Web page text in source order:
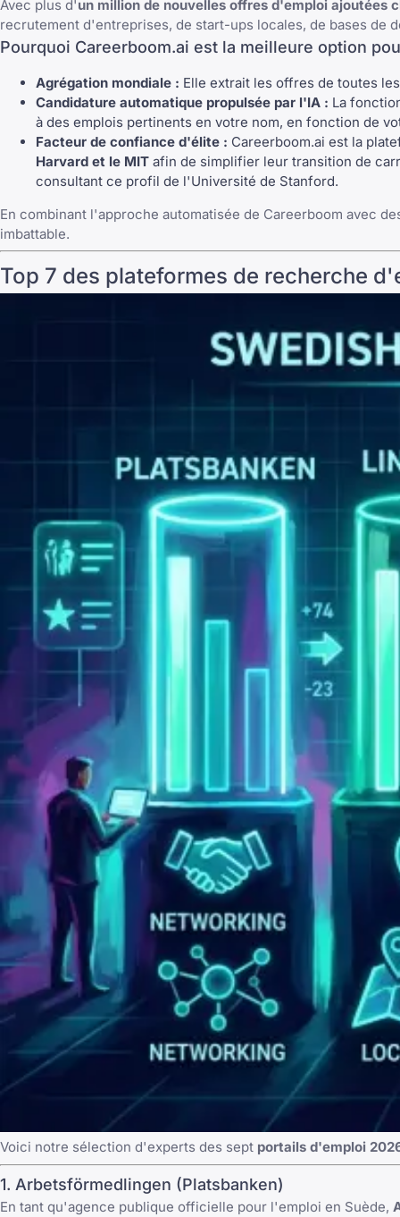
Avec plus d'un million de nouvelles offres d'emploi ajoutées
recrutement d'entreprises, de start-ups locales, de bases de
Pourquoi Careerboom.ai est la meilleure option
Agrégation mondiale : Elle extrait les offres de toutes
Candidature automatique propulsée par l'IA : La
à des emplois pertinents en votre nom, en fonction de
Facteur de confiance d'élite : Careerboom.ai est la
Harvard et le MIT afin de simplifier leur transition de
consultant ce profil de l'Université de Stanford.
En combinant l'approche automatisée de Careerboom avec
imbattable.
Top 7 des plateformes de recherche
Voici notre sélection d'experts des sept portails d'emploi
1. Arbetsförmedlingen (Platsbanken)
En tant qu'agence publique officielle pour l'emploi en Suède,